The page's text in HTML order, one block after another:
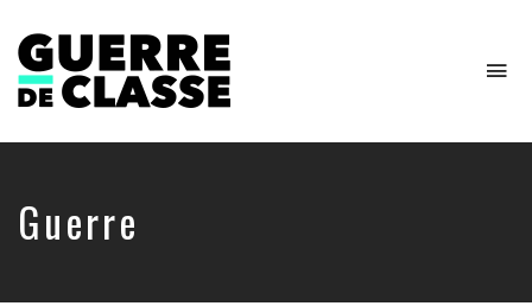
de
Guerre